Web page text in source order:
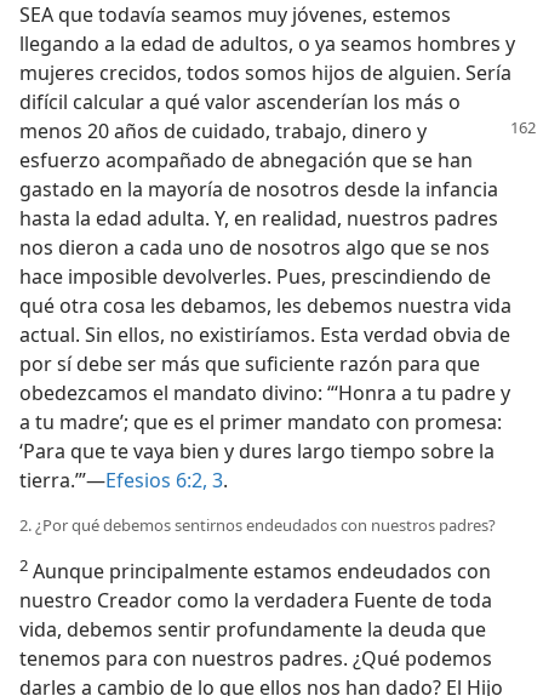
SEA que todavía seamos muy jóvenes, estemos
llegando a la edad de adultos, o ya seamos hombres y
mujeres crecidos, todos somos hijos de alguien. Sería
difícil calcular a qué valor ascenderían los más o
menos 20 años de cuidado, trabajo, dinero y
esfuerzo acompañado de abnegación que se han
gastado en la mayoría de nosotros desde la infancia
hasta la edad adulta. Y, en realidad, nuestros padres
nos dieron a cada uno de nosotros algo que se nos
hace imposible devolverles. Pues, prescindiendo de
qué otra cosa les debamos, les debemos nuestra vida
actual. Sin ellos, no existiríamos. Esta verdad obvia de
por sí debe ser más que suficiente razón para que
obedezcamos el mandato divino: “‘Honra a tu padre y
a tu madre’; que es el primer mandato con promesa:
‘Para que te vaya bien y dures largo tiempo sobre la
tierra.’”—Efesios 6:2, 3.
2. ¿Por qué debemos sentirnos endeudados con nuestros padres?
2 Aunque principalmente estamos endeudados con
nuestro Creador como la verdadera Fuente de toda
vida, debemos sentir profundamente la deuda que
tenemos para con nuestros padres. ¿Qué podemos
darles a cambio de lo que ellos nos han dado? El Hijo